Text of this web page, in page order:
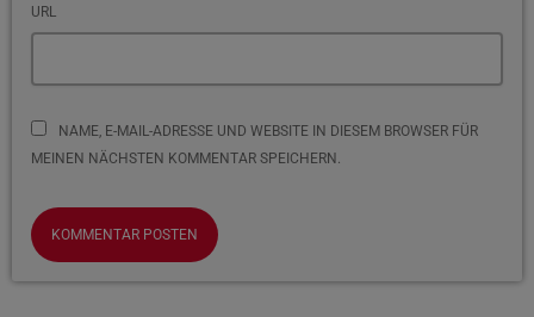
URL
NAME, E-MAIL-ADRESSE UND WEBSITE IN DIESEM BROWSER FÜR
MEINEN NÄCHSTEN KOMMENTAR SPEICHERN.